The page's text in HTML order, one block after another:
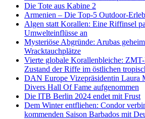
Die Tote aus Kabine 2
Armenien – Die Top-5 Outdoor-
Algen statt Korallen: Eine Riffinsel
Umwelteinflüsse an
Mysteriöse Abgründe: Arubas
Wracktauchplätze
Vierte globale Korallenbleiche:
Zustand der Riffe im östlichen
DAN Europe Vizepräsidentin Laura
Divers Hall Of Fame aufgenommen
Die ITB Berlin 2024 endet mit Frust
Dem Winter entfliehen: Condor
kommenden Saison Barbados mit